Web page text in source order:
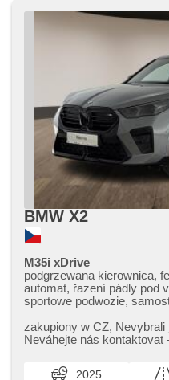
BMW X2
M35i xDrive
podgrzewana kierownica,
automat, řazení pádly pod
sportowe podwozie,
powietrzna kierowcy, el.
vyhřívané trysky
regulacja foteli, wzdłużna
zakupiony w CZ,​
Neváhejte nás
2025